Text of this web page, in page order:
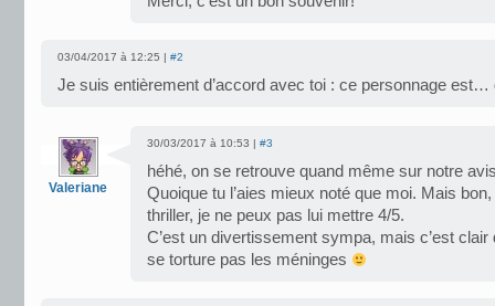
03/04/2017 à 12:25 | #2
Je suis entièrement d’accord avec toi : ce personnage est…
Valeriane
30/03/2017 à 10:53 | #3
héhé, on se retrouve quand même sur notre
Quoique tu l’aies mieux noté que moi. Mais
thriller, je ne peux pas lui mettre 4/5.
C’est un divertissement sympa, mais c’est clair
se torture pas les méninges